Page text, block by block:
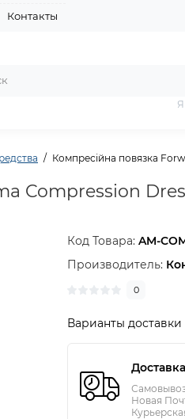
Контакты
Компресійна повязка
Compression
Код Товара:AM-
Производитель:
0
Варианты
Доставка
Новая